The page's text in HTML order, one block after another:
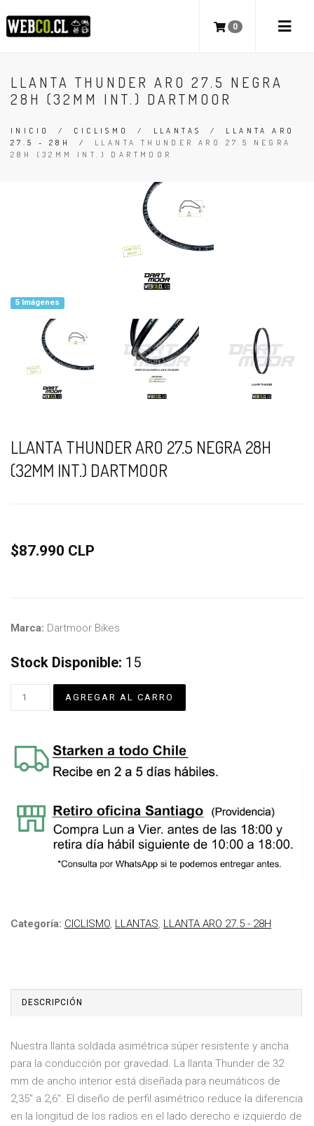
0
LLANTA THUNDER ARO 27.5 NEGRA
28H (32MM INT.) DARTMOOR
INICIO / CICLISMO / LLANTAS / LLANTA ARO
27.5 - 28H
/ LLANTA THUNDER ARO 27.5 NEGRA
28H (32MM INT.) DARTMOOR
5 Imágenes
LLANTA THUNDER ARO 27.5 NEGRA 28H
(32MM INT.) DARTMOOR
$87.990 CLP
Marca: Dartmoor Bikes
Stock Disponible: 15
Categoría: CICLISMO, LLANTAS, LLANTA ARO 27.5 - 28H
DESCRIPCIÓN
Nuestra llanta soldada asimétrica súper resistente y ancha
para la conducción por gravedad. La llanta Thunder de 32
mm de ancho interior está diseñada para neumáticos de
2,35" a 2,6". El diseño de perfil asimétrico reduce la diferencia
en la longitud de los radios en el lado derecho e izquierdo de